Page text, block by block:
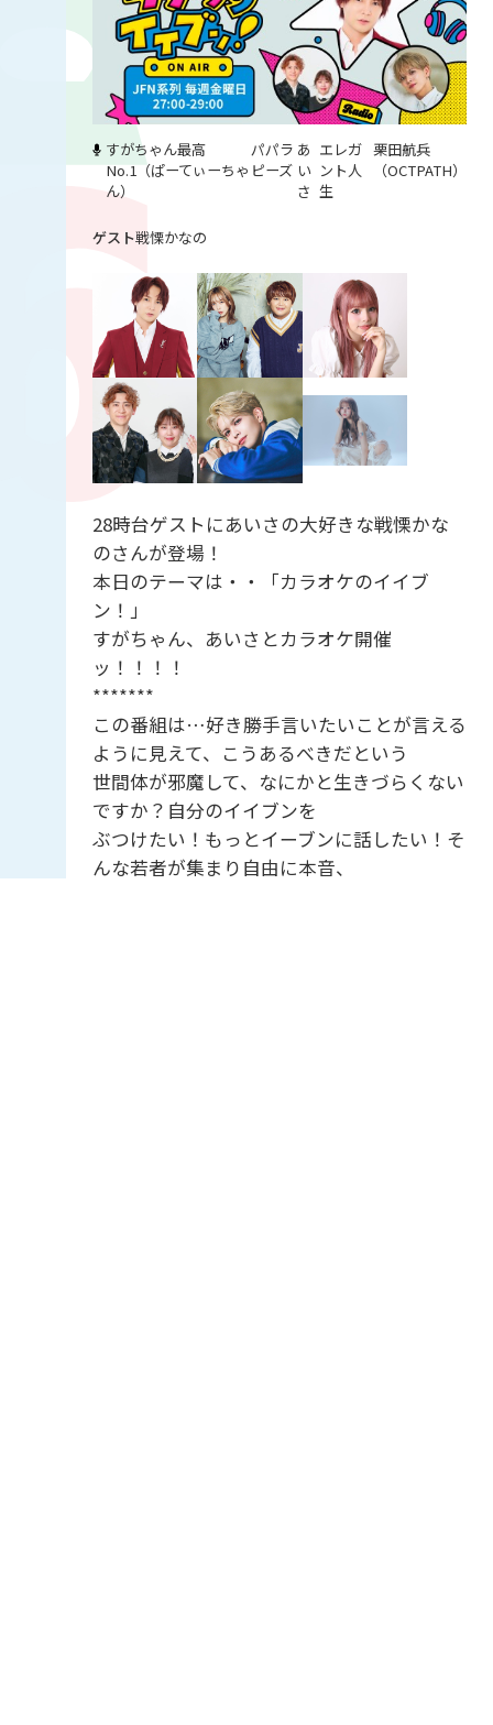
すがちゃん最高
No.1（ぱーてぃーちゃ
ん）
パパラ
ピーズ
あ
い
さ
エレガ
ント人
生
栗田航兵
（OCTPATH）
戦慄かなの
28時台ゲストにあいさの大好きな戦慄かな
のさんが登場！
本日のテーマは・・「カラオケのイイブ
ン！」
すがちゃん、あいさとカラオケ開催
ッ！！！！
*******
この番組は…好き勝手言いたいことが言える
ように見えて、こうあるべきだという
世間体が邪魔して、なにかと生きづらくない
ですか？自分のイイブンを
ぶつけたい！もっとイーブンに話したい！そ
んな若者が集まり自由に本音、